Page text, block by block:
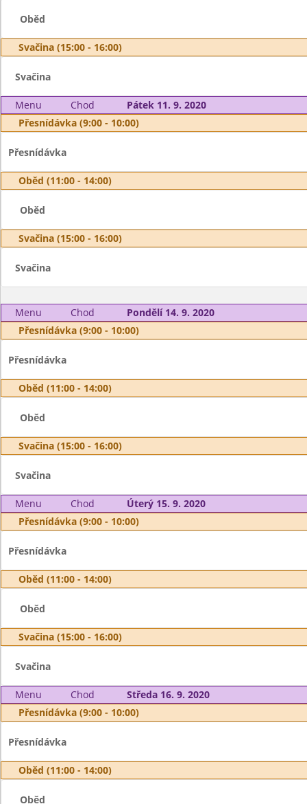
Oběd
Svačina (15:00 - 16:00)
Svačina
Menu Chod
Pátek 11. 9. 2020
Přesnídávka (9:00 - 10:00)
Přesnídávka
Oběd (11:00 - 14:00)
Oběd
Svačina (15:00 - 16:00)
Svačina
Menu Chod
Pondělí 14. 9. 2020
Přesnídávka (9:00 - 10:00)
Přesnídávka
Oběd (11:00 - 14:00)
Oběd
Svačina (15:00 - 16:00)
Svačina
Menu Chod
Úterý 15. 9. 2020
Přesnídávka (9:00 - 10:00)
Přesnídávka
Oběd (11:00 - 14:00)
Oběd
Svačina (15:00 - 16:00)
Svačina
Menu Chod
Středa 16. 9. 2020
Přesnídávka (9:00 - 10:00)
Přesnídávka
Oběd (11:00 - 14:00)
Oběd